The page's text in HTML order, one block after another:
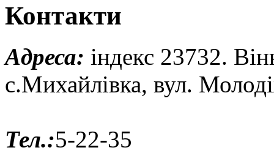
Контакти
Адреса: індекс 23732.
с.Михайлівка, вул.
Тел.:5-22-35